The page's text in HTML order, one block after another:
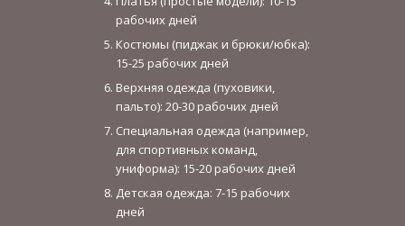
рабочих дней
Костюмы (пиджак и брюки/юбка):
15-25 рабочих дней
Верхняя одежда (пуховики,
пальто): 20-30 рабочих дней
Специальная одежда (например,
для спортивных команд,
униформа): 15-20 рабочих дней
Детская одежда: 7-15 рабочих
дней